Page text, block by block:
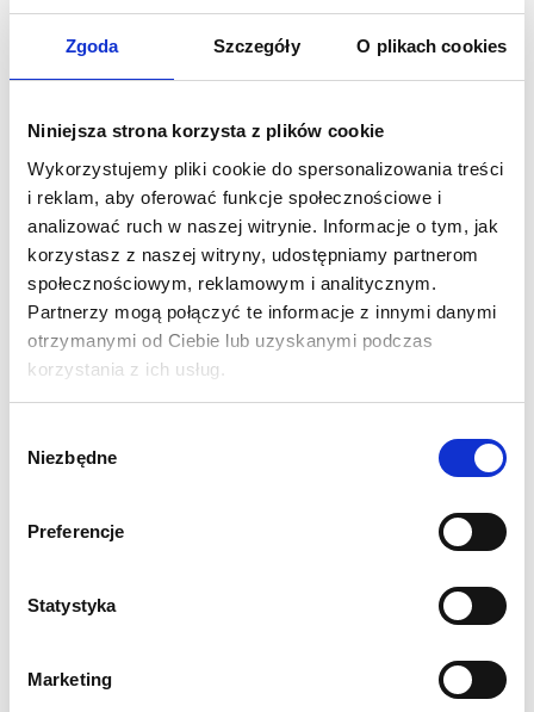
Zgoda Szczegóły O plikach cookies
Niniejsza strona korzysta z plików cookie
Wykorzystujemy pliki cookie do spersonalizowania treści
i reklam, aby oferować funkcje społecznościowe i
analizować ruch w naszej witrynie. Informacje o tym, jak
korzystasz z naszej witryny, udostępniamy partnerom
społecznościowym, reklamowym i analitycznym.
Partnerzy mogą połączyć te informacje z innymi danymi
otrzymanymi od Ciebie lub uzyskanymi podczas
korzystania z ich usług.
zgody
Niezbędne
Preferencje
Statystyka
Marketing
Mapa form geomorfologicznych 484.23
Kartograficzne opracowanie tematyczne - Mapa form
geomorfologicznych ze szczególnym uwzględnieniem form
strefa 4.